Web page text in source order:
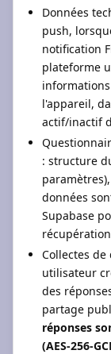
Données
push,
notification
plateforme
l'appareil,
actif/inactif
: structure
données
Supabase
Collectes
utilisateur
des
partage
réponses
(AES-256-